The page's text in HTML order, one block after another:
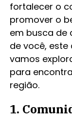
fortalecer o
promover o
em busca de
de você,
vamos
para
região.
1.